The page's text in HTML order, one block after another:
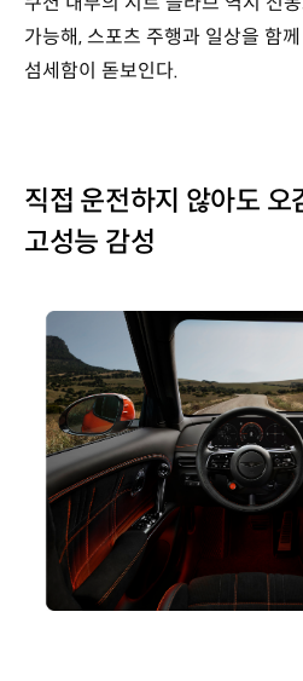
가능해, 스포츠 주행과 일상을 함
섬세함이 돋보인다.
직접 운전하지 않아도 오
고성능 감성